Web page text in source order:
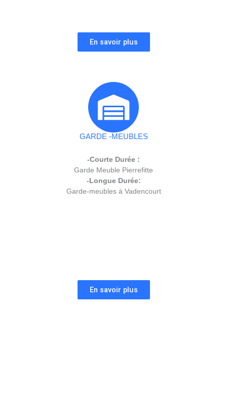
En savoir plus
GARDE -MEUBLES
-Courte Durée :
Garde Meuble Pierrefitte
-Longue Durée:
Garde-meubles à Vadencourt
En savoir plus